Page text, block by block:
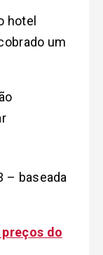
hotel
um
– baseada
do